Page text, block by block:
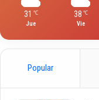
31 ℃
Jue
38 ℃
Vie
Popular